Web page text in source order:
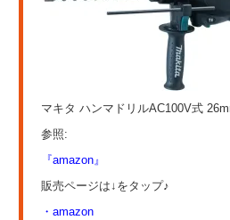
マキタ ハンマドリルAC100V式
参照:
『amazon』
販売ページは↓をタップ♪
・amazon